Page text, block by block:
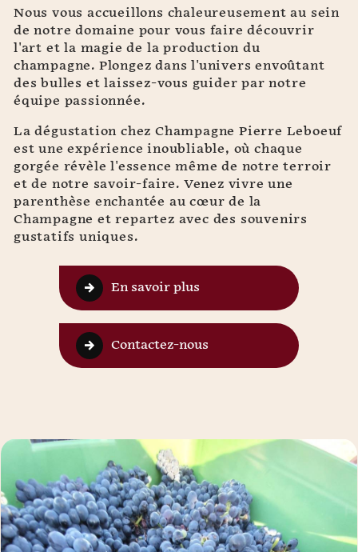
Nous vous accueillons chaleureusement au sein
de notre domaine pour vous faire découvrir
l'art et la magie de la production du
champagne. Plongez dans l'univers envoûtant
des bulles et laissez-vous guider par notre
équipe passionnée.
La dégustation chez Champagne Pierre Leboeuf
est une expérience inoubliable, où chaque
gorgée révèle l'essence même de notre terroir
et de notre savoir-faire. Venez vivre une
parenthèse enchantée au cœur de la
Champagne et repartez avec des souvenirs
gustatifs uniques.
En savoir plus
Contactez-nous